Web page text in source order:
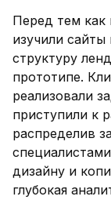
Перед тем как
изучили сайты
структуру
прототипе.
реализовали
приступили к
распределив
дизайну и
глубокая